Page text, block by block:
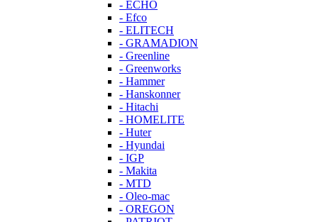
- ECHO
- Efco
- ELITECH
- GRAMADION
- Greenline
- Greenworks
- Hammer
- Hanskonner
- Hitachi
- HOMELITE
- Huter
- Hyundai
- IGP
- Makita
- MTD
- Oleo-mac
- OREGON